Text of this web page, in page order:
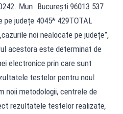
Mun. București 96013 537
pe județe 4045* 429TOTAL
noi nealocate pe județe”,
acestora este determinat de
electronice prin care sunt
testelor pentru noul
noii metodologii, centrele de
rezultatele testelor realizate,